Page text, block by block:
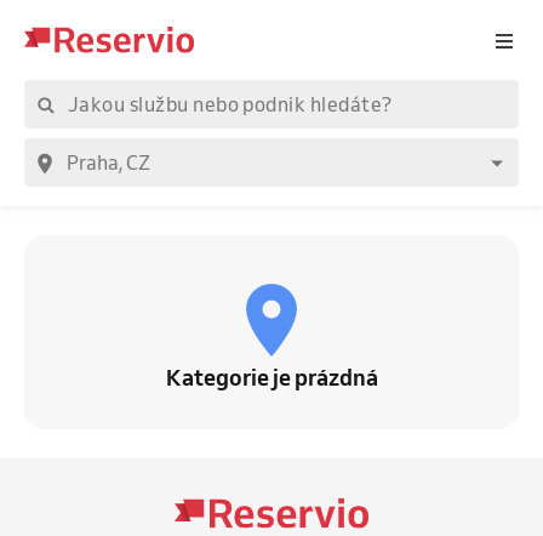
Kategorie je prázdná